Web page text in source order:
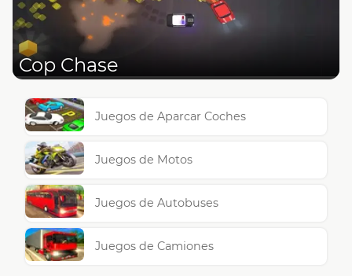
Cop Chase
Juegos de Aparcar Coches
Juegos de Motos
Juegos de Autobuses
Juegos de Camiones